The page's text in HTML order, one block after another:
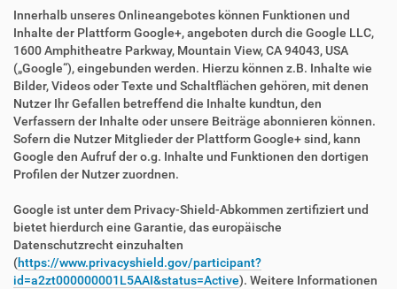
Innerhalb unseres Onlineangebotes können Funktionen und
Inhalte der Plattform Google+, angeboten durch die Google LLC,
1600 Amphitheatre Parkway, Mountain View, CA 94043, USA
(„Google“), eingebunden werden. Hierzu können z.B. Inhalte wie
Bilder, Videos oder Texte und Schaltflächen gehören, mit denen
Nutzer Ihr Gefallen betreffend die Inhalte kundtun, den
Verfassern der Inhalte oder unsere Beiträge abonnieren können.
Sofern die Nutzer Mitglieder der Plattform Google+ sind, kann
Google den Aufruf der o.g. Inhalte und Funktionen den dortigen
Profilen der Nutzer zuordnen.
Google ist unter dem Privacy-Shield-Abkommen zertifiziert und
bietet hierdurch eine Garantie, das europäische
Datenschutzrecht einzuhalten
(https://www.privacyshield.gov/participant?
id=a2zt000000001L5AAI&status=Active). Weitere Informationen